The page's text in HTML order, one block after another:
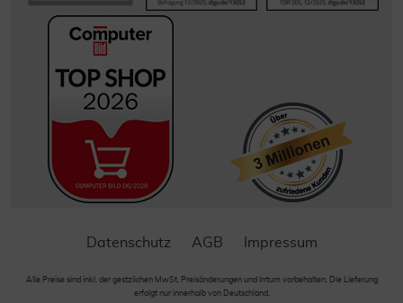
Datenschutz AGB Impressum
Alle Preise sind inkl. der gestzlichen MwSt. Preisänderungen und Irrtum vorbehalten. Die Lieferung
erfolgt nur innerhalb von Deutschland.